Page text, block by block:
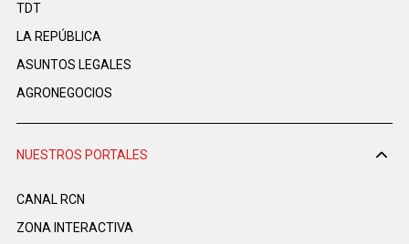
TDT
LA REPÚBLICA
ASUNTOS LEGALES
AGRONEGOCIOS
NUESTROS PORTALES
CANAL RCN
ZONA INTERACTIVA